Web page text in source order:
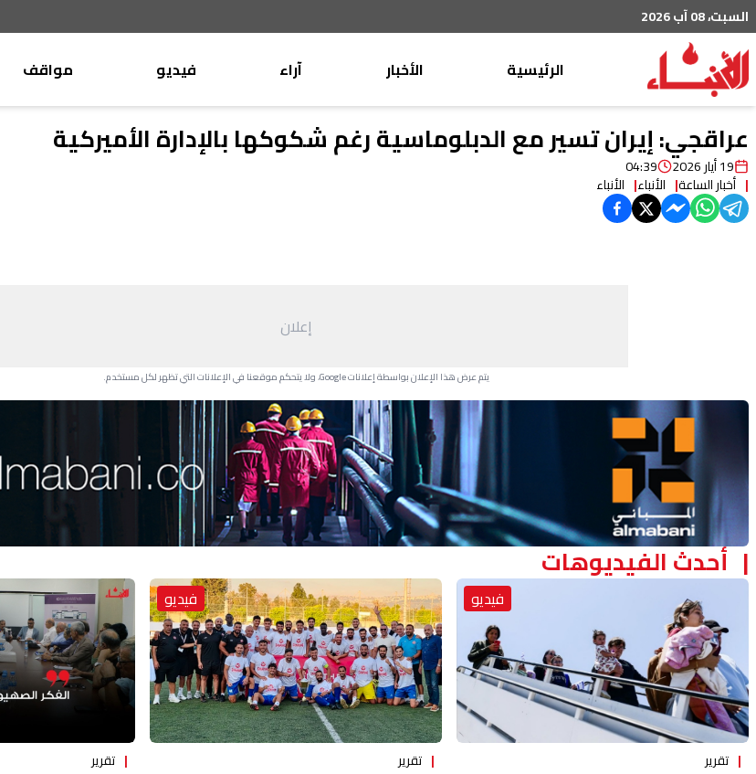
السبت، 08 آب 2026
الرئيسية
الأخبار
محليات
عربي دولي
آراء
موقف
الأنباء
بريد
فيديو مواقف
وليد جنبلاط
تيمور جنبلاط
عراقجي: إيران تسير مع الدبلوماسية رغم شكوكها بالإدارة الأميركية
19 أيار 2026 04:39
أخبار الساعة الأنباء الأنباء
إعلان
يتم عرض هذا الإعلان بواسطة إعلانات Google، ولا يتحكم موقعنا في الإعلانات التي تظهر لكل مستخدم.
Advertisement Section
أحدث الفيديوهات
فيديو
تقرير
فيديو
تقرير تقرير